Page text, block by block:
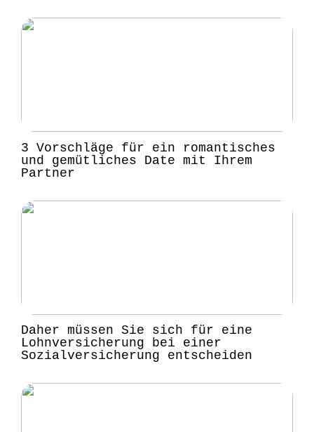
3 Vorschläge für ein romantisches
und gemütliches Date mit Ihrem
Partner
Daher müssen Sie sich für eine
Lohnversicherung bei einer
Sozialversicherung entscheiden